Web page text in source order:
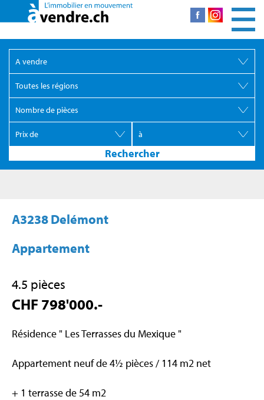
A3238 Delémont
Appartement
4.5 pièces
CHF 798'000.-
Résidence " Les Terrasses du Mexique "
Appartement neuf de 4½ pièces / 114 m2 net
+ 1 terrasse de 54 m2